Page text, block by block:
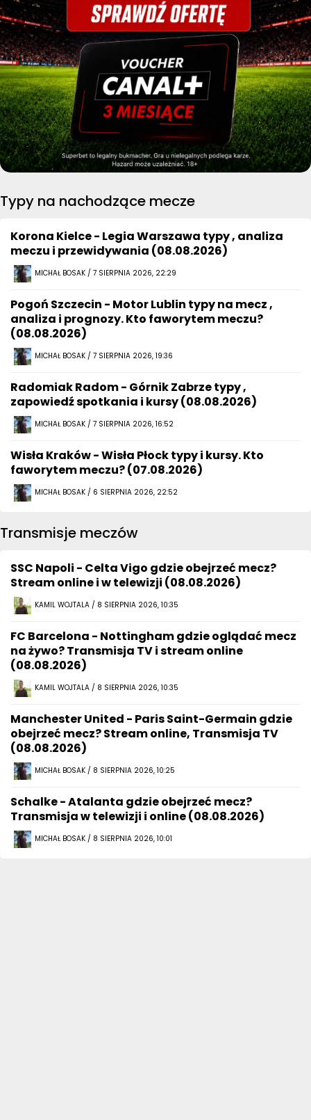
Typy na nachodzące mecze
Korona Kielce - Legia Warszawa typy , analiza
meczu i przewidywania (08.08.2026)
MICHAŁ BOSAK / 7 SIERPNIA 2026, 22:29
Pogoń Szczecin - Motor Lublin typy na mecz ,
analiza i prognozy. Kto faworytem meczu?
(08.08.2026)
MICHAŁ BOSAK / 7 SIERPNIA 2026, 19:36
Radomiak Radom - Górnik Zabrze typy ,
zapowiedź spotkania i kursy (08.08.2026)
MICHAŁ BOSAK / 7 SIERPNIA 2026, 16:52
Wisła Kraków - Wisła Płock typy i kursy. Kto
faworytem meczu? (07.08.2026)
MICHAŁ BOSAK / 6 SIERPNIA 2026, 22:52
Transmisje meczów
SSC Napoli - Celta Vigo gdzie obejrzeć mecz?
Stream online i w telewizji (08.08.2026)
KAMIL WOJTALA / 8 SIERPNIA 2026, 10:35
FC Barcelona - Nottingham gdzie oglądać mecz
na żywo? Transmisja TV i stream online
(08.08.2026)
KAMIL WOJTALA / 8 SIERPNIA 2026, 10:35
Manchester United - Paris Saint-Germain gdzie
obejrzeć mecz? Stream online, Transmisja TV
(08.08.2026)
MICHAŁ BOSAK / 8 SIERPNIA 2026, 10:25
Schalke - Atalanta gdzie obejrzeć mecz?
Transmisja w telewizji i online (08.08.2026)
MICHAŁ BOSAK / 8 SIERPNIA 2026, 10:01